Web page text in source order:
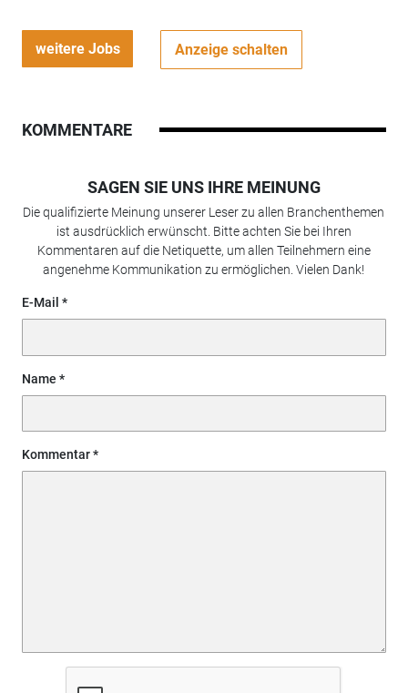
weitere Jobs Anzeige schalten
KOMMENTARE
SAGEN SIE UNS IHRE MEINUNG
Die qualifizierte Meinung unserer Leser zu allen Branchenthemen
ist ausdrücklich erwünscht. Bitte achten Sie bei Ihren
Kommentaren auf die Netiquette, um allen Teilnehmern eine
angenehme Kommunikation zu ermöglichen. Vielen Dank!
E-Mail
Name
Kommentar